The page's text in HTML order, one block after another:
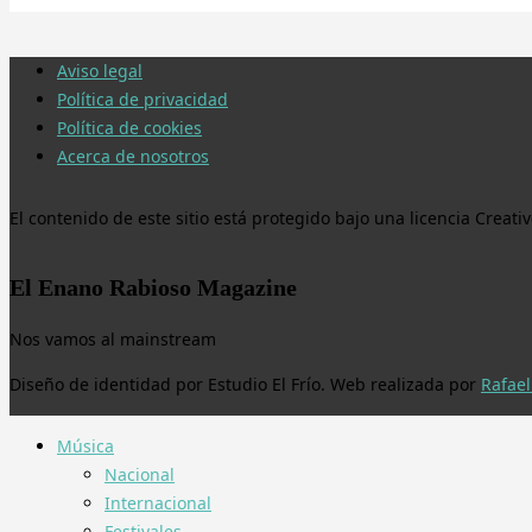
Aviso legal
Política de privacidad
Política de cookies
Acerca de nosotros
El contenido de este sitio está protegido bajo una licencia
El Enano Rabioso Magazine
Nos vamos al mainstream
Diseño de identidad por Estudio El Frío. Web realizada por
Música
Nacional
Internacional